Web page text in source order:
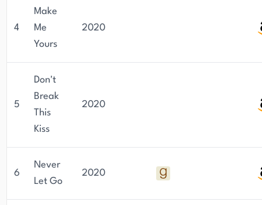
4
Make
Me
Yours
2020
5
Don't
Break
This
Kiss
2020
6
Never
Let Go
2020